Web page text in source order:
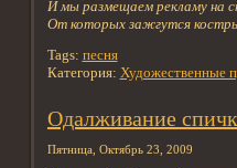
И мы размещаем рекламу на
От которых зажгутся
Tags: песня
Категория: Художественные
Одалживание
Пятница, Октябрь 23, 2009